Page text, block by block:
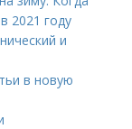
2021 году
и
в новую